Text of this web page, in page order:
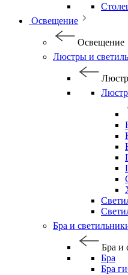
Освещение
Освещение
Люстры и
Бра и
Бра и
Бра
Бра